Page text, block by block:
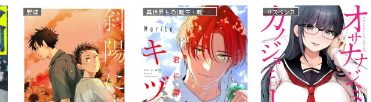
野球 異世界もの(転生・転移・成り上がり・異世界ファンタジー) サスペンス